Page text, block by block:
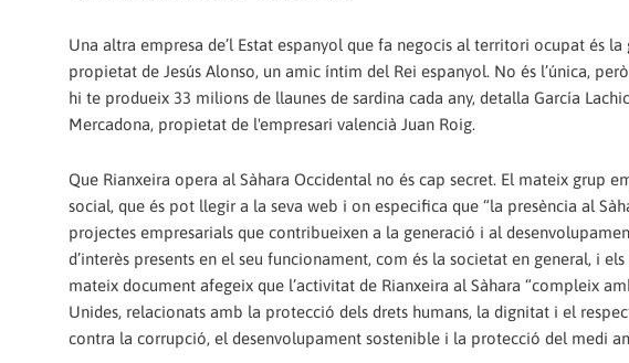
Una altra empresa de’l Estat espanyol que fa negocis al territori ocupat és
propietat de Jesús Alonso, un amic íntim del Rei espanyol. No és l’única,
hi te produeix 33 milions de llaunes de sardina cada any, detalla García
Mercadona, propietat de l'empresari valencià Juan Roig.
Que Rianxeira opera al Sàhara Occidental no és cap secret. El mateix grup
social, que és pot llegir a la seva web i on especifica que “la presència al
projectes empresarials que contribueixen a la generació i al
d’interès presents en el seu funcionament, com és la societat en general, i
mateix document afegeix que l’activitat de Rianxeira al Sàhara “compleix
Unides, relacionats amb la protecció dels drets humans, la dignitat i el
contra la corrupció, el desenvolupament sostenible i la protecció del medi